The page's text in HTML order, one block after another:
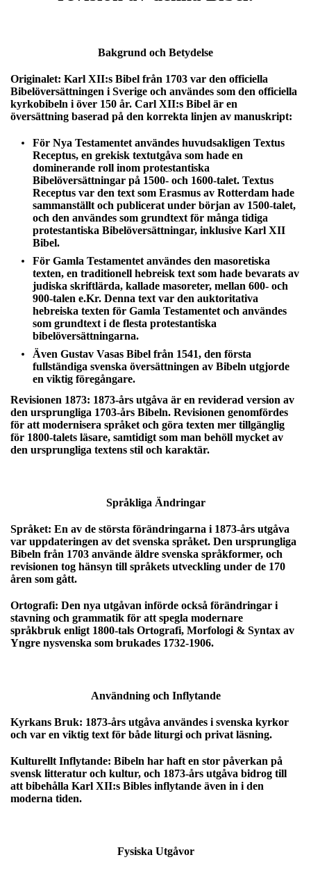
Bakgrund och Betydelse
Originalet: Karl XII:s Bibel från 1703 var den officiella
Bibelöversättningen i Sverige och användes som den officiella
kyrkobibeln i över 150 år. Carl XII:s Bibel är en
översättning baserad på den korrekta linjen av manuskript:
För Nya Testamentet användes huvudsakligen Textus
Receptus, en grekisk textutgåva som hade en
dominerande roll inom protestantiska
Bibelöversättningar på 1500- och 1600-talet. Textus
Receptus var den text som Erasmus av Rotterdam hade
sammanställt och publicerat under början av 1500-talet,
och den användes som grundtext för många tidiga
protestantiska Bibelöversättningar, inklusive Karl XII
Bibel.
För Gamla Testamentet användes den masoretiska
texten, en traditionell hebreisk text som hade bevarats av
judiska skriftlärda, kallade masoreter, mellan 600- och
900-talen e.Kr. Denna text var den auktoritativa
hebreiska texten för Gamla Testamentet och användes
som grundtext i de flesta protestantiska
bibelöversättningarna.
Även Gustav Vasas Bibel från 1541, den första
fullständiga svenska översättningen av Bibeln utgjorde
en viktig föregångare.
Revisionen 1873: 1873-års utgåva är en reviderad version av
den ursprungliga 1703-års Bibeln. Revisionen genomfördes
för att modernisera språket och göra texten mer tillgänglig
för 1800-talets läsare, samtidigt som man behöll mycket av
den ursprungliga textens stil och karaktär.
Språkliga Ändringar
Språket: En av de största förändringarna i 1873-års utgåva
var uppdateringen av det svenska språket. Den ursprungliga
Bibeln från 1703 använde äldre svenska språkformer, och
revisionen tog hänsyn till språkets utveckling under de 170
åren som gått.
Ortografi: Den nya utgåvan införde också förändringar i
stavning och grammatik för att spegla modernare
språkbruk enligt 1800-tals Ortografi, Morfologi & Syntax av
Yngre nysvenska som brukades 1732-1906.
Användning och Inflytande
Kyrkans Bruk: 1873-års utgåva användes i svenska kyrkor
och var en viktig text för både liturgi och privat läsning.
Kulturellt Inflytande: Bibeln har haft en stor påverkan på
svensk litteratur och kultur, och 1873-års utgåva bidrog till
att bibehålla Karl XII:s Bibles inflytande även in i den
moderna tiden.
Fysiska Utgåvor